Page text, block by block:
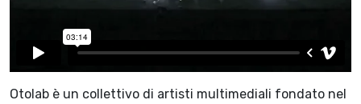
Otolab è un collettivo di artisti multimediali fondato nel